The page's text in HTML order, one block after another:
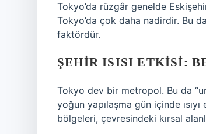
Tokyo’da rüzgâr genelde
Tokyo’da çok daha nadirdir. Bu
faktördür.
ŞEHIR ISISI ETKISI:
Tokyo dev bir metropol. Bu da
yoğun yapılaşma gün içinde
bölgeleri, çevresindeki kırsal